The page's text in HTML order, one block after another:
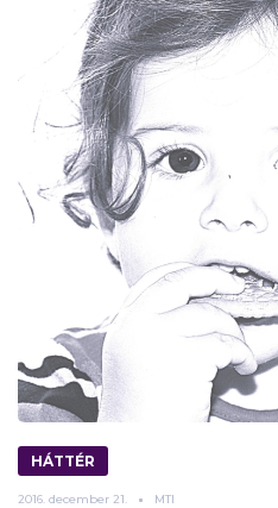
HÁTTÉR
2016. december 21. MTI